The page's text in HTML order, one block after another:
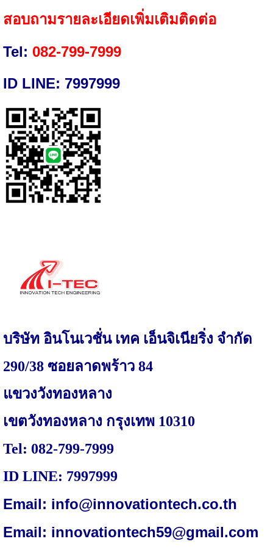
สอบถามรายละเอียดเพิ่มเติมติดต่อ
Tel: 082-799-7999
ID LINE: 7997999
บริษัท อินโนเวชั่น เทค เอ็นจิเนียริ่ง จำกัด
290/38ซอยลาดพร้าว 84
แขวงวังทองหลาง
เขตวังทองหลาง กรุงเทพ 10310
Tel: 082-799-7999
ID LINE: 7997999
Email: info@innovationtech.co.th
Email: innovationtech59@gmail.com